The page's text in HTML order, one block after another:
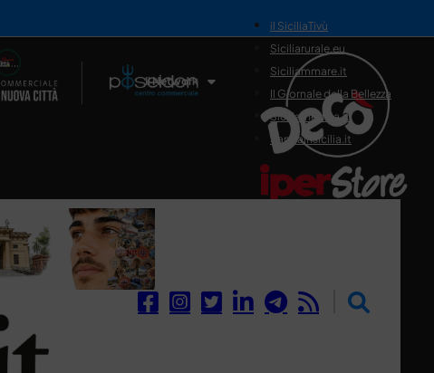
Il Network
il SiciliaTivù
Siciliarurale.eu
Siciliammare.it
Il Giornale della Bellezza
Siciliamedica.it
Sanitainsicilia.it